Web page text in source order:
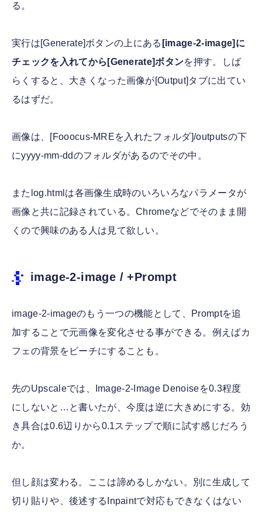
る。
実行は[Generate]ボタンの上にある [image-2-image]に
チェックを入れてから[Generate]ボタンを押す。しば
らくすると、大きくなった画像が[Output]タブに出てい
るはずだ。
画像は、[Fooocus-MREを入れたフォルダ]/outputsの下
にyyyy-mm-ddのフォルダがあるのでその中。
またlog.htmlは各画像生成時のいろいろなパラメータが
画像と共に記録されている。Chromeなどでそのまま開
くので興味のある人は見て欲しい。
image-2-image / +Prompt
image-2-imageのもう一つの機能として、Promptを追
加することで元画像を変化させる事ができる。例えばカ
フェの背景をビーチにすることも。
先のUpscaleでは、Image-2-Image Denoiseを0.3程度
にしないと…と書いたが、今度は逆に大きめにする。効
き具合は0.6辺りから0.1ステップで順に試す感じだろう
か。
但し顔は変わる。ここは諦めるしかない。別に生成して
切り貼りや、後述するInpaintで対応もできなくはない